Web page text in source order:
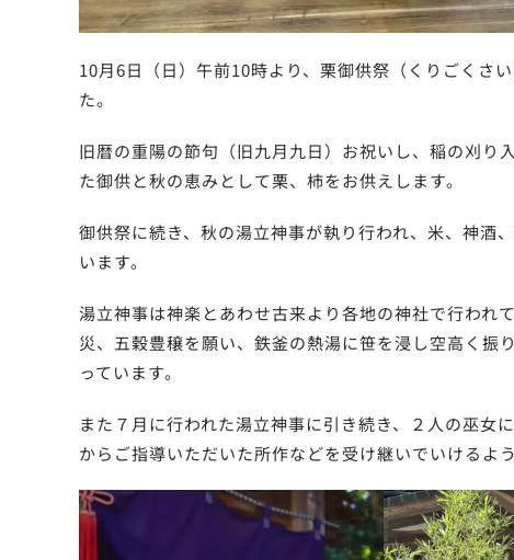
10月6日（日）午前10時より、栗御供祭（くりごくさ
た。
旧暦の重陽の節句（旧九月九日）お祝いし、稲の刈り
た御供と秋の恵みとして栗、柿をお供えします。
御供祭に続き、秋の湯立神事が執り行われ、米、神酒
います。
湯立神事は神楽とあわせ古来より各地の神社で行われ
災、五穀豊穣を願い、鉄釜の熱湯に笹を浸し空高く振
っています。
また７月に行われた湯立神事に引き続き、２人の巫女
からご指導いただいた所作などを受け継いでいけるよ